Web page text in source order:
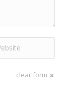
clear form